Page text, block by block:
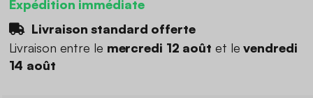
Expédition immédiate
Livraison standard offerte
Livraison entre le mercredi 12 août et levendredi
14 août